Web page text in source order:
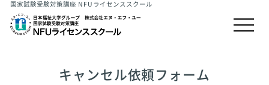
国家試験受験対策講座 NFUライセンススクール
キャンセル依頼フォーム